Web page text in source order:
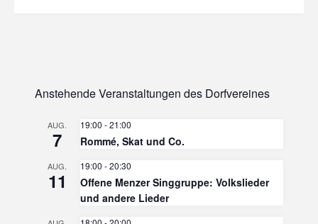
Anstehende Veranstaltungen des Dorfvereines
AUG.
7
19:00 -21:00
Rommé, Skat und Co.
AUG.
11
19:00 -20:30
Offene Menzer Singgruppe: Volkslieder
und andere Lieder